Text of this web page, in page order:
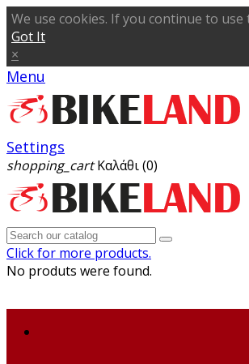
We use cookies. If you continue to
Got It
×
Menu
Settings
shopping_cart Καλάθι(0)
Click for more products.
No produts were found.